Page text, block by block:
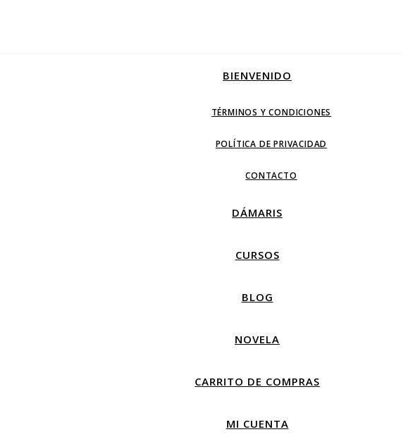
BIENVENIDO
TÉRMINOS Y CONDICIONES
POLÍTICA DE PRIVACIDAD
CONTACTO
DÁMARIS
CURSOS
BLOG
NOVELA
CARRITO DE COMPRAS
MI CUENTA